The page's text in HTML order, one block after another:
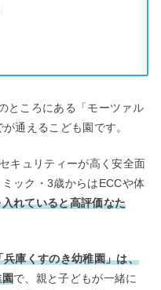
ところにある「モーツァル
通えるこども園です。
キュリティーが高く安全面
ック・3歳からはECCや体
れていると高評価なた
兵庫くすのき幼稚園」は、
園で、親と子どもが一緒に